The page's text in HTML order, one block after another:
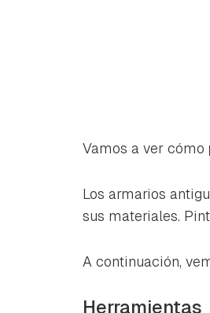
Vamos a ver cómo
Los armarios
sus materiales.
A continuación,
Herramientas